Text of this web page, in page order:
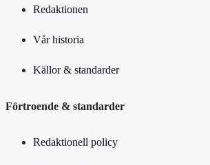
Redaktionen
Vår historia
Källor & standarder
Förtroende & standarder
Redaktionell policy